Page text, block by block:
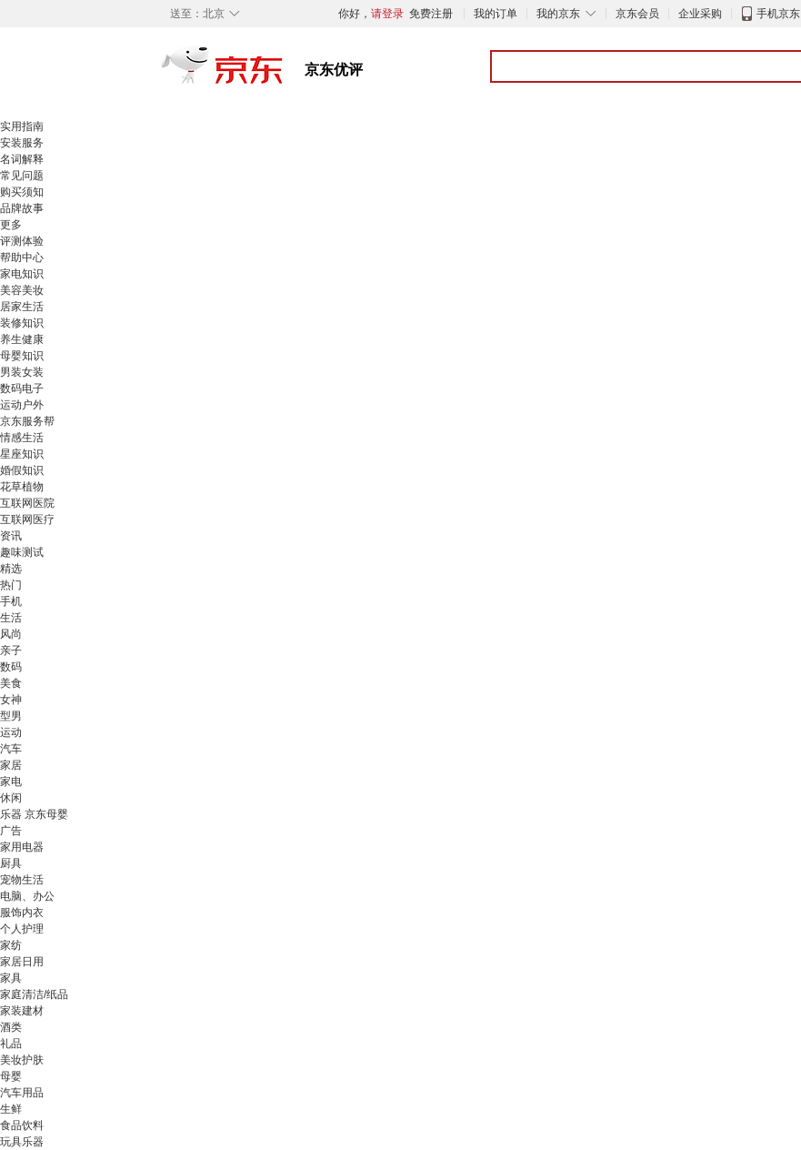
◇
送至： 北京 你好， 请登录 免费注册 我的订单 ◇
我的京东 京东会员 企业采购 手机京东
实用指南
安装服务
名词解释
常见问题
购买须知
品牌故事
更多
评测体验
帮助中心
家电知识
美容美妆
居家生活
装修知识
养生健康
母婴知识
男装女装
数码电子
运动户外
京东服务帮
情感生活
星座知识
婚假知识
花草植物
互联网医院
互联网医疗
资讯
趣味测试
精选
热门
手机
生活
风尚
亲子
数码
美食
女神
型男
运动
汽车
家居
家电
休闲
乐器 京东母婴
广告
家用电器
厨具
宠物生活
电脑、办公
服饰内衣
个人护理
家纺
家居日用
家具
家庭清洁/纸品
家装建材
酒类
礼品
美妆护肤
母婴
汽车用品
生鲜
食品饮料
玩具乐器